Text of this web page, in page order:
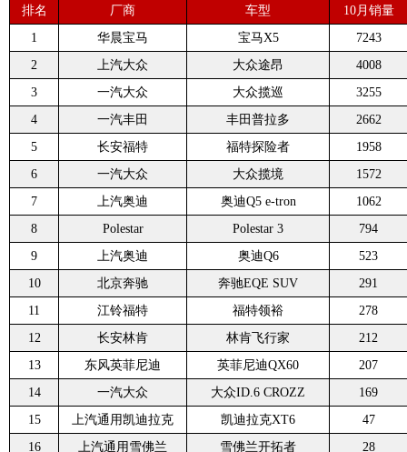
排名 厂商 车型
10月销量
1
华晨宝马 宝马X5
7243
2
上汽大众 大众途昂
4008
3
一汽大众 大众揽巡
3255
4
一汽丰田 丰田普拉多
2662
5
长安福特 福特探险者
1958
6
一汽大众 大众揽境
1572
7
上汽奥迪 奥迪Q5 e-tron
1062
8
Polestar Polestar 3
794
9
上汽奥迪 奥迪Q6
523
10
北京奔驰 奔驰EQE SUV
291
11
江铃福特 福特领裕
278
12
长安林肯 林肯飞行家
212
13
东风英菲尼迪 英菲尼迪QX60
207
14
一汽大众 大众ID.6 CROZZ
169
15
上汽通用凯迪拉克 凯迪拉克XT6
47
16
上汽通用雪佛兰 雪佛兰开拓者
28